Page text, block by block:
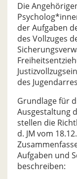
Die
der Aufgaben
des Vollzuges
des
Grundlage für
Ausgestaltung
stellen die
d. JM vom
Aufgaben und
beschreiben: